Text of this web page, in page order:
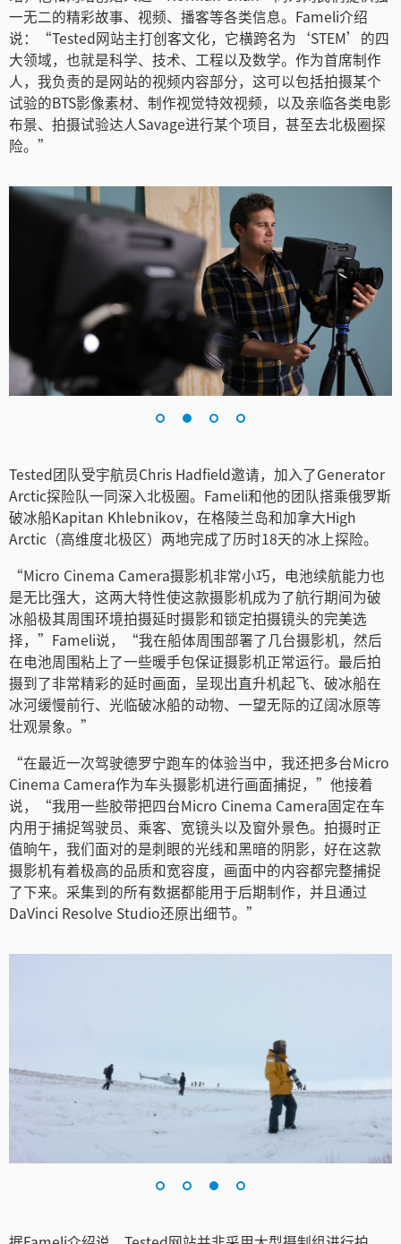
Malaysia
Netherlands
New Zealand
Norway
Portugal
South Africa
Spain
UAE
Ukraine
United States
一无二的精彩故事、视频、播客等各类信息。Fameli介绍
说：“Tested网站主打创客文化，它横跨名为‘STEM’的四
大领域，也就是科学、技术、工程以及数学。作为首席制作
人，我负责的是网站的视频内容部分，这可以包括拍摄某个
试验的BTS影像素材、制作视觉特效视频，以及亲临各类电影
布景、拍摄试验达人Savage进行某个项目，甚至去北极圈探
险。”
Tested团队受宇航员Chris Hadfield邀请，加入了Generator
Arctic探险队一同深入北极圈。Fameli和他的团队搭乘俄罗斯
破冰船Kapitan Khlebnikov，在格陵兰岛和加拿大High
Arctic（高维度北极区）两地完成了历时18天的冰上探险。
“Micro Cinema Camera摄影机非常小巧，电池续航能力也
是无比强大，这两大特性使这款摄影机成为了航行期间为破
冰船极其周围环境拍摄延时摄影和锁定拍摄镜头的完美选
择，”Fameli说，“我在船体周围部署了几台摄影机，然后
在电池周围粘上了一些暖手包保证摄影机正常运行。最后拍
摄到了非常精彩的延时画面，呈现出直升机起飞、破冰船在
冰河缓慢前行、光临破冰船的动物、一望无际的辽阔冰原等
壮观景象。”
“在最近一次驾驶德罗宁跑车的体验当中，我还把多台Micro
Cinema Camera作为车头摄影机进行画面捕捉，”他接着
说，“我用一些胶带把四台Micro Cinema Camera固定在车
内用于捕捉驾驶员、乘客、宽镜头以及窗外景色。拍摄时正
值晌午，我们面对的是刺眼的光线和黑暗的阴影，好在这款
摄影机有着极高的品质和宽容度，画面中的内容都完整捕捉
了下来。采集到的所有数据都能用于后期制作，并且通过
DaVinci Resolve Studio还原出细节。”